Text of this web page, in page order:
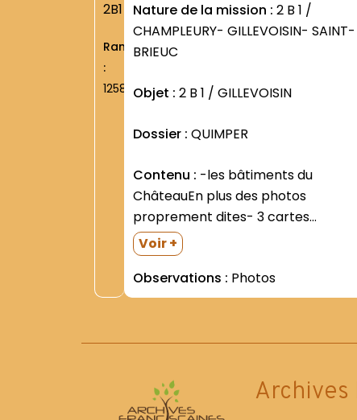
2B1
Rang
:
1258
Nature de la mission : 2 B 1 /
CHAMPLEURY- GILLEVOISIN- SAINT-
BRIEUC
Objet : 2 B 1 / GILLEVOISIN
Dossier : QUIMPER
Contenu :
ChâteauEn plus des photos
proprement dites- 3 cartes
postales monochromes-L oratoire-
Groupes =Les novices de 1947-1948
et 1950-1951 =La visite du P. Pacifique
PERANTONI- Ministre Général OFM
du château- sous forme de
Voir +
Observations : Photos
Archives